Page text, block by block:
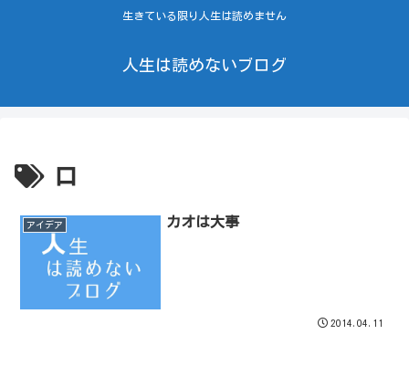
生きている限り人生は読めません
人生は読めないブログ
口
アイデア カオは大事
2014.04.11